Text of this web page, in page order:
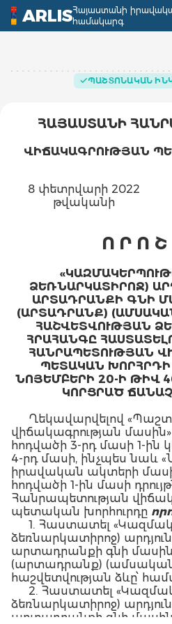
ARLISՀայաստանի
համակարգ
ՊԱՇՏՈՆԱԿԱՆ
ՀԱՅԱՍՏԱՆԻ
ՎԻՃԱԿԱԳՐՈՒԹՅԱՆ
8 փետրվարի 2022
թվականի
Ո Ր Ո Շ
ՁԵՌՆԱՐԿԱՏԻՐՈՋ)
ԱՐՏԱԴՐԱՆՔԻ ԳՆԻ
(ԱՐՏԱԴՐԱՆՔ)
ՀԱՇՎԵՏՎՈՒԹՅԱՆ
ՀՐԱՀԱՆԳԸ
ՀԱՆՐԱՊԵՏՈՒԹՅԱՆ
ՊԵՏԱԿԱՆ ԽՈՐՀՐԴԻ
ՆՈՅԵՄԲԵՐԻ 20-Ի ԹԻՎ
ԿՈՐՑՐԱԾ
Ղեկավարվելով
վիճակագրության մասին»
հոդվածի 3-րդ մասի 1-ին
4-րդ մասի, ինչպես նաև
իրավական ակտերի
հոդվածի 1-ին մասի
Հանրապետության
պետական խորհուրդը
1. Հաստատել
ձեռնարկատիրոջ)
արտադրանքի գնի
(արտադրանք)
հաշվետվության ձևը՝
2. Հաստատել
ձեռնարկատիրոջ)
արտադրանքի գնի